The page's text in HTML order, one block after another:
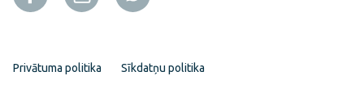
Privātuma politika Sīkdatņu politika